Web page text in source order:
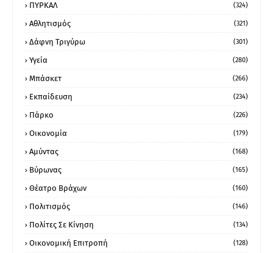
ΠΥΡΚΑΛ (324)
Αθλητισμός (321)
Δάφνη Τριγύρω (301)
Υγεία (280)
Μπάσκετ (266)
Εκπαίδευση (234)
Πάρκο (226)
Οικονομία (179)
Αμύντας (168)
Βύρωνας (165)
Θέατρο Βράχων (160)
Πολιτισμός (146)
Πολίτες Σε Κίνηση (134)
Οικονομική Επιτροπή (128)